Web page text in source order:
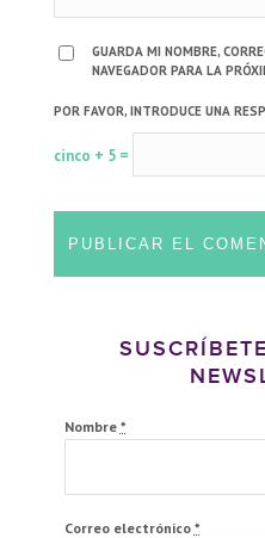
GUARDA MI NOMBRE,
NAVEGADOR PARA LA
POR FAVOR, INTRODUCE UNA
cinco + 5 =
Nombre *
Correo electrónico *